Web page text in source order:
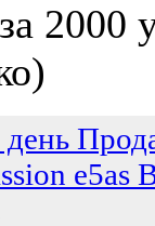
2000
e5as